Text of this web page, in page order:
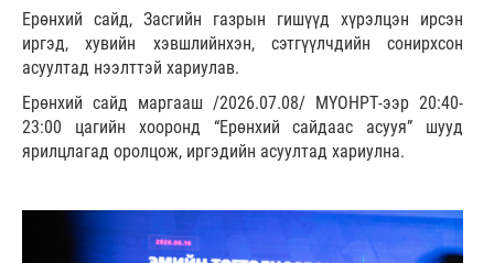
Ерөнхий сайд, Засгийн газрын гишүүд хүрэлцэн ирсэн
иргэд, хувийн хэвшлийнхэн, сэтгүүлчдийн сонирхсон
асуултад нээлттэй хариулав.
Ерөнхий сайд маргааш /2026.07.08/ МҮОНРТ-ээр 20:40-
23:00 цагийн хооронд “Ерөнхий сайдаас асууя” шууд
ярилцлагад оролцож, иргэдийн асуултад хариулна.